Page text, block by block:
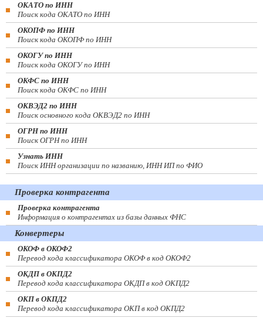
ОКАТО по ИНН
Поиск кода ОКАТО по ИНН
ОКОПФ по ИНН
Поиск кода ОКОПФ по ИНН
ОКОГУ по ИНН
Поиск кода ОКОГУ по ИНН
ОКФС по ИНН
Поиск кода ОКФС по ИНН
ОКВЭД2 по ИНН
Поиск основного кода ОКВЭД2 по ИНН
ОГРН по ИНН
Поиск ОГРН по ИНН
Узнать ИНН
Поиск ИНН организации по названию, ИНН ИП по ФИО
Проверка контрагента
Проверка контрагента
Информация о контрагентах из базы данных ФНС
Конвертеры
ОКОФ в ОКОФ2
Перевод кода классификатора ОКОФ в код ОКОФ2
ОКДП в ОКПД2
Перевод кода классификатора ОКДП в код ОКПД2
ОКП в ОКПД2
Перевод кода классификатора ОКП в код ОКПД2